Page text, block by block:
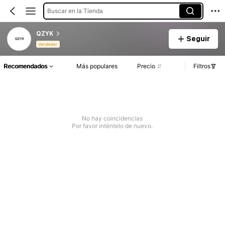
Buscar en la Tienda
QZYK
Vendedor
Seguir
Recomendados Más populares Precio Filtros
No hay coincidencias
Por favor inténtelo de nuevo.